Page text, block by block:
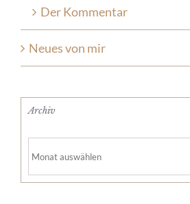
Der Kommentar
Neues von mir
Archiv